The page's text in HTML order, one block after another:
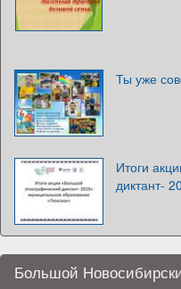
Ты уже
Итоги
диктант-
Большой